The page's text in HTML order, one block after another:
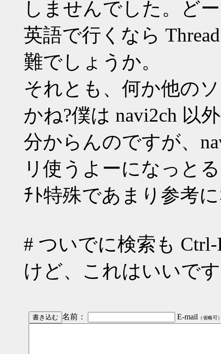
しませんでした。ど
英語で行くなら
難でしょうか。
それとも、何か他の
かね?僕は navi2ch 以
分からんのですが、
リ使うよーになっと
ﾁﾄ特殊であまり参考
# ついでに検索も
けど、これはいいで
名前： E-mail （省略可